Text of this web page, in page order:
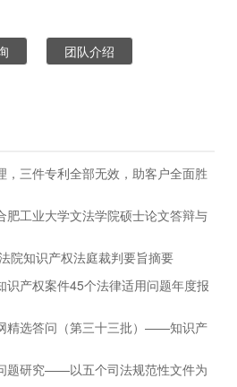
团队介绍
，三件专利全部无效，助客户全面胜
肥工业大学文法学院硕士论文答辩与
院知识产权法庭裁判要旨摘要
识产权案件45个法律适用问题年度报
精选答问（第三十三批）——知识产
题研究——以五个司法规范性文件为